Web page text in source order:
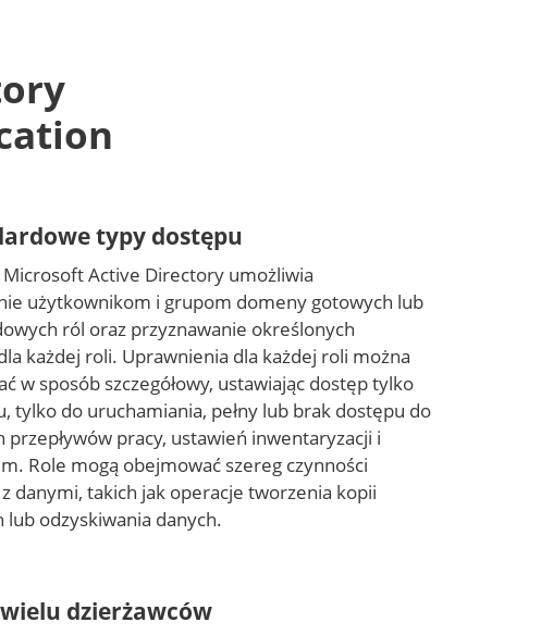
typy dostępu
Microsoft Active Directory umożliwia
użytkownikom i grupom domeny gotowych lub
ról oraz przyznawanie określonych
każdej roli. Uprawnienia dla każdej roli można
w sposób szczegółowy, ustawiając dostęp tylko
tylko do uruchamiania, pełny lub brak dostępu do
przepływów pracy, ustawień inwentaryzacji i
Role mogą obejmować szereg czynności
danymi, takich jak operacje tworzenia kopii
lub odzyskiwania danych.
wielu dzierżawców